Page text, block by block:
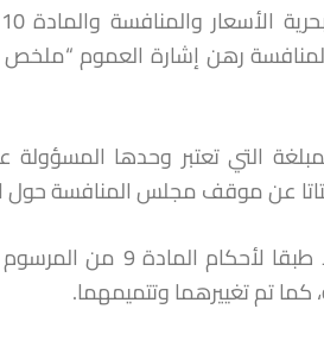
المنافسة رهن إشارة العموم
التي تعتبر وحدها المسؤولة
عن موقف مجلس المنافسة حول